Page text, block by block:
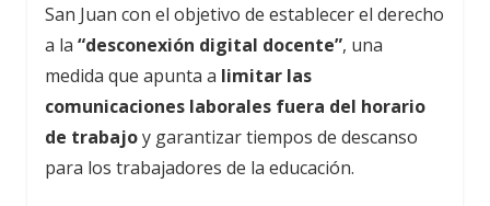
San Juan con el objetivo de establecer el derecho
a la “desconexión digital docente”, una
medida que apunta a limitar las
comunicaciones laborales fuera del horario
de trabajoy garantizar tiempos de descanso
para los trabajadores de la educación.